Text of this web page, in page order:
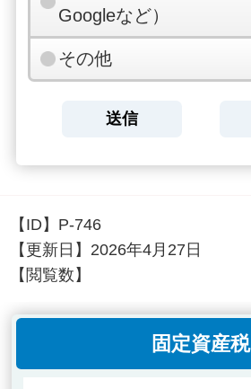
Googleなど）
その他
【ID】 P-746
【更新日】 2026年4月27日
【閲覧数】
固定資産税